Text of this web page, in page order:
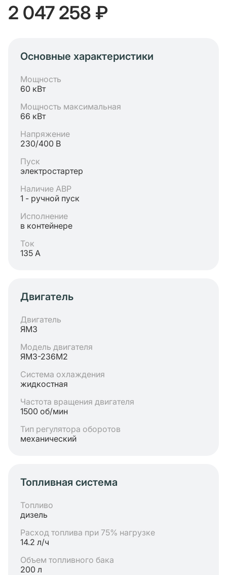
2 047 258 ₽
Основные характеристики
Мощность
60 кВт
Мощность максимальная
66 кВт
Напряжение
230/400 В
Пуск
электростартер
Наличие АВР
1 - ручной пуск
Исполнение
в контейнере
Ток
135 А
Двигатель
Двигатель
ЯМЗ
Модель двигателя
ЯМЗ-236М2
Система охлаждения
жидкостная
Частота вращения двигателя
1500 об/мин
Тип регулятора оборотов
механический
Топливная система
Топливо
дизель
Расход топлива при 75% нагрузке
14.2 л/ч
Объем топливного бака
200 л